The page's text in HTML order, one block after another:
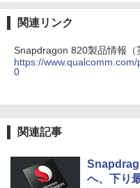
関連リンク
Snapdragon 820製品情報（
https://
0
関連記事
へ、下り